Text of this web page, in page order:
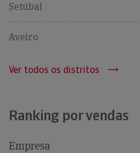
Setúbal
Aveiro
Ver todos os distritos
Ranking por vendas
Empresa